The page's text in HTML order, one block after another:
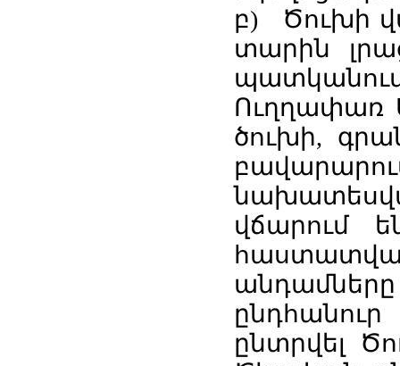
բ) Ծուխի
տարին
Ուղղափառ
ծուխի,
վճարում
ընտրվել